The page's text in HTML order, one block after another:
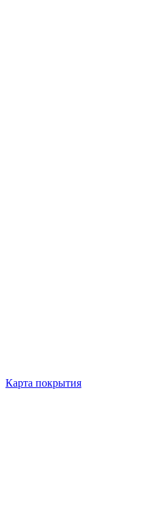
Карта покрытия